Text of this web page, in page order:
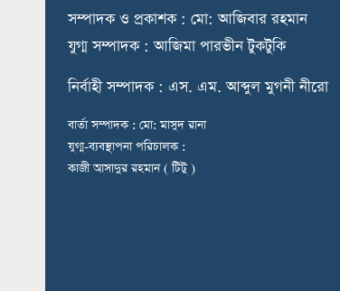
সম্পাদক ও প্রকাশক : মো: আজিবার রহমান
যুগ্ম সম্পাদক : আজিমা পারভীন টুকটুকি
নির্বাহী সম্পাদক : এস. এম. আব্দুল মুগনী নীরো
বার্তা সম্পাদক : মো: মাসুদ রানা
যুগ্ম-ব্যবস্থাপনা পরিচালক :
কাজী আসাদুর রহমান ( টিটু )